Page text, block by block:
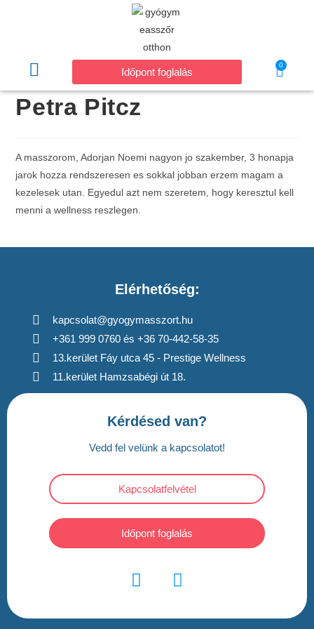
Időpont foglalás
0
Petra Pitcz
A masszorom, Adorjan Noemi nagyon jo szakember, 3 honapja
jarok hozza rendszeresen es sokkal jobban erzem magam a
kezelesek utan. Egyedul azt nem szeretem, hogy keresztul kell
menni a wellness reszlegen.
Elérhetőség:
kapcsolat@gyogymasszort.hu
+361 999 0760 és +36 70-442-58-35
13.kerület Fáy utca 45 - Prestige Wellness
11.kerület Hamzsabégi út 18.
Kérdésed van?
Vedd fel velünk a kapcsolatot!
Kapcsolatfelvétel
Időpont foglalás